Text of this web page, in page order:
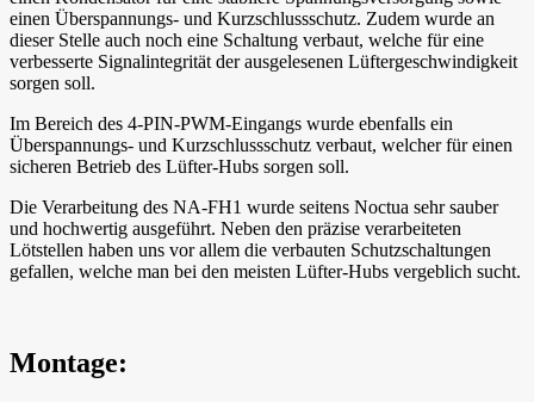
einen Überspannungs- und Kurzschlussschutz. Zudem wurde an
dieser Stelle auch noch eine Schaltung verbaut, welche für eine
verbesserte Signalintegrität der ausgelesenen Lüftergeschwindigkeit
sorgen soll.
Im Bereich des 4-PIN-PWM-Eingangs wurde ebenfalls ein
Überspannungs- und Kurzschlussschutz verbaut, welcher für einen
sicheren Betrieb des Lüfter-Hubs sorgen soll.
Die Verarbeitung des NA-FH1 wurde seitens Noctua sehr sauber
und hochwertig ausgeführt. Neben den präzise verarbeiteten
Lötstellen haben uns vor allem die verbauten Schutzschaltungen
gefallen, welche man bei den meisten Lüfter-Hubs vergeblich sucht.
Montage: